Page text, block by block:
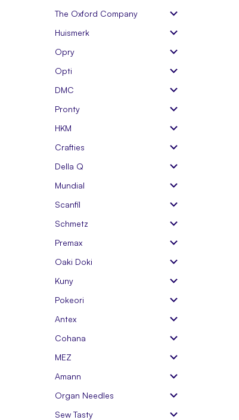
The Oxford Company
Huismerk
Opry
Opti
DMC
Pronty
HKM
Crafties
Della Q
Mundial
Scanfil
Schmetz
Premax
Oaki Doki
Kuny
Pokeori
Antex
Cohana
MEZ
Amann
Organ Needles
Sew Tasty